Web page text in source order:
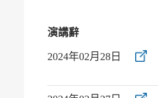
演講辭
2024年02月28日